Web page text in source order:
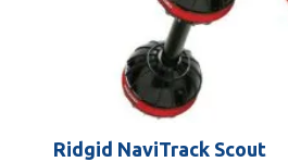
Ridgid NaviTrack Scout